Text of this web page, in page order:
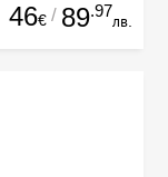
46€ / 89.97
лв.